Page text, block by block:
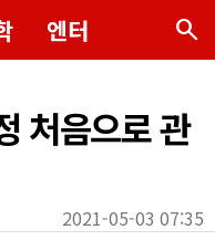
엔터 search
처음으로 관
2021-05-03 07:35